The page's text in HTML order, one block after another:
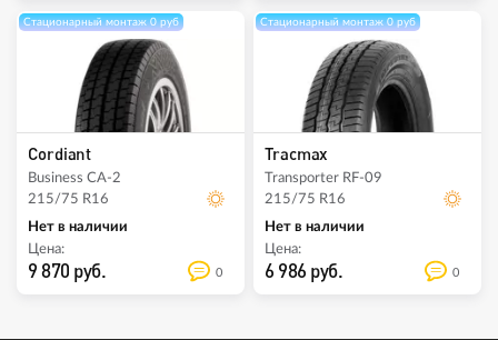
Стационарный монтаж 0 руб
Cordiant
Business CA-2
215/75 R16
Нет в наличии
Цена:
9 870 руб. 0
Стационарный монтаж 0 руб
Tracmax
Transporter RF-09
215/75 R16
Нет в наличии
Цена:
6 986 руб. 0